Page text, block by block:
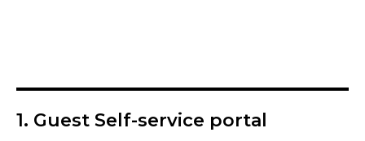
1. Guest Self-service portal